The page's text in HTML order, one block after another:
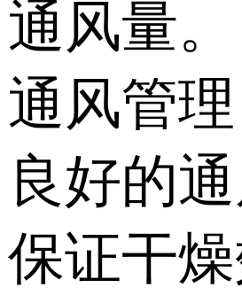
通风量。
通风管理
良好的
保证干